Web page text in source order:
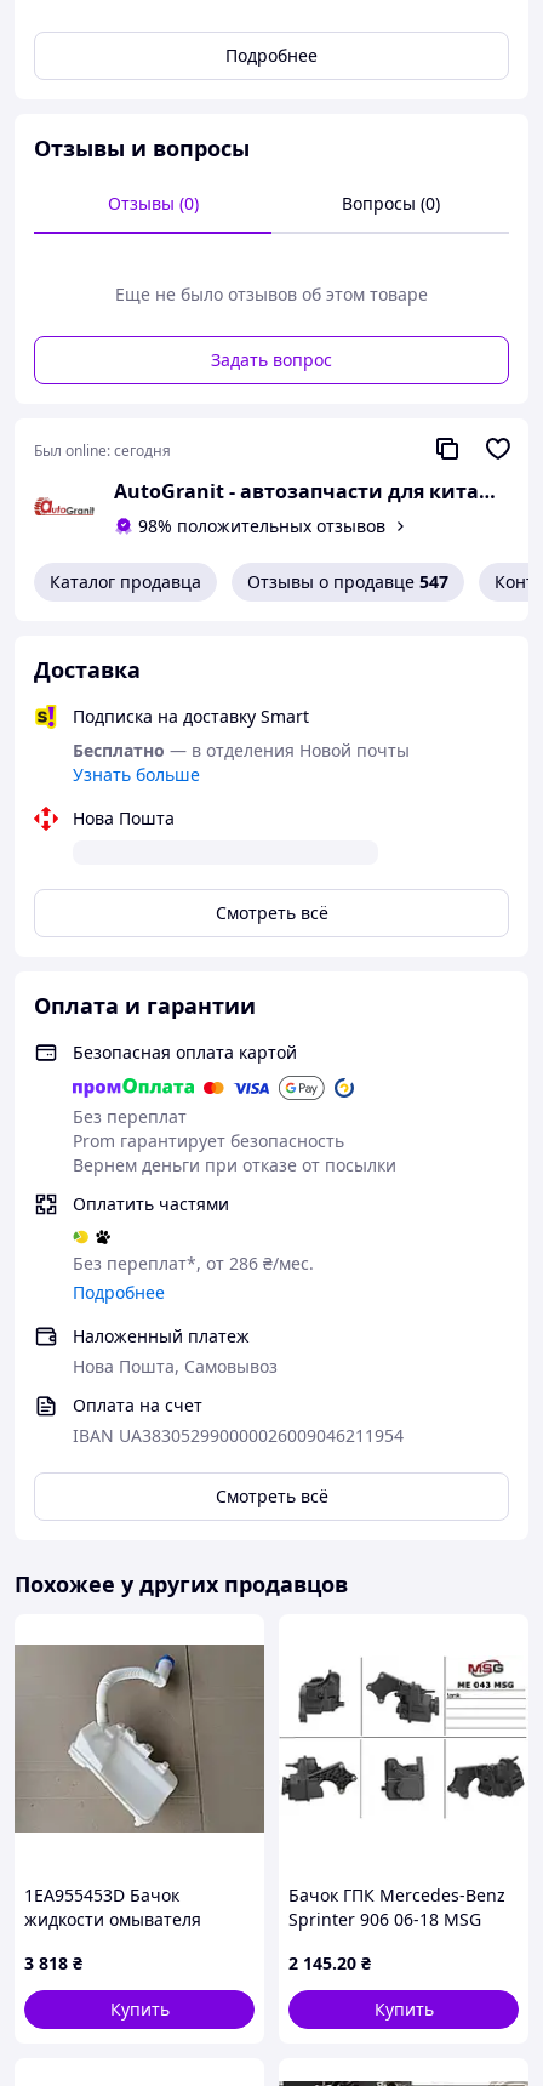
Подробнее
Отзывы и вопросы
Отзывы (0) Вопросы (0)
Еще не было отзывов об этом товаре
Задать вопрос
Был online:сегодня
AutoGranit - автозапчасти для китайских автомобилей
98% положительных отзывов
Каталог продавца Отзывы о продавце 547
Доставка
Подписка на доставку Smart
Бесплатно — в отделения Новой почты
Узнать больше
Нова Пошта
Смотреть всё
Оплата и гарантии
Безопасная оплата картой
Без переплат
Prom гарантирует безопасность
Вернем деньги при отказе от посылки
Оплатить частями
Без переплат*, от 286 ₴/мес.
Подробнее
Наложенный платеж
Нова Пошта, Самовывоз
Оплата на счет
IBAN UA383052990000026009046211954
Смотреть всё
Похожее у других продавцов
1EA955453D Бачок
жидкости омывателя
3 818 ₴
Купить
Бачок ГПК Mercedes-Benz
Sprinter 906 06-18 MSG
2 145.20 ₴
Купить